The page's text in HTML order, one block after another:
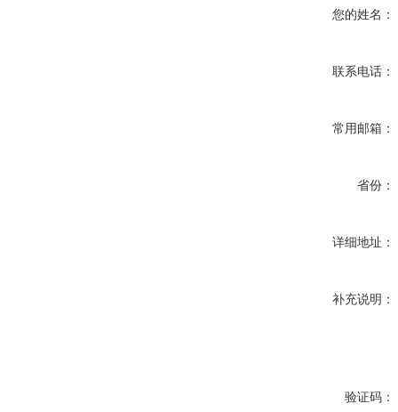
您的姓名：
联系电话：
常用邮箱：
省份：
详细地址：
补充说明：
验证码：